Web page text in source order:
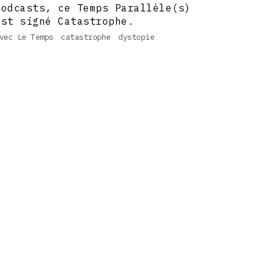
ce Temps Parallèle(s)
signé Catastrophe.
Le Temps catastrophe dystopie